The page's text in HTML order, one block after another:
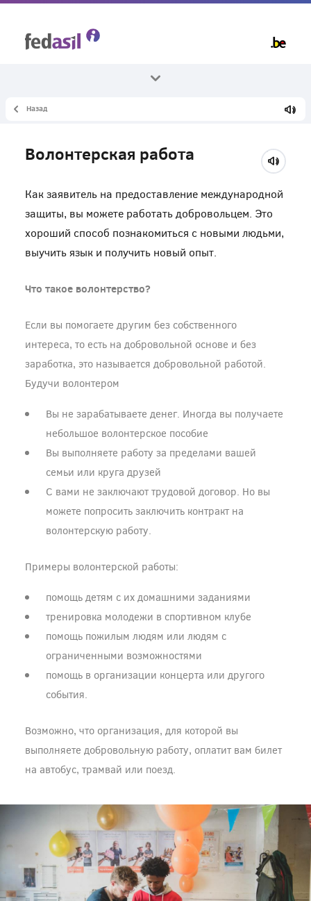
Все темы
Волонтерская работа
Назад
Волонтерская работа
Как заявитель на предоставление международной
защиты, вы можете работать добровольцем. Это
хороший способ познакомиться с новыми людьми,
выучить язык и получить новый опыт.
Что такое волонтерство?
Если вы помогаете другим без собственного
интереса, то есть на добровольной основе и без
заработка, это называется добровольной работой.
Будучи волонтером
Вы не зарабатываете денег. Иногда вы получаете
небольшое волонтерское пособие
Вы выполняете работу за пределами вашей
семьи или круга друзей
С вами не заключают трудовой договор. Но вы
можете попросить заключить контракт на
волонтерскую работу.
Примеры волонтерской работы:
помощь детям с их домашними заданиями
тренировка молодежи в спортивном клубе
помощь пожилым людям или людям с
ограниченными возможностями
помощь в организации концерта или другого
события.
Возможно, что организация, для которой вы
выполняете добровольную работу, оплатит вам билет
на автобус, трамвай или поезд.